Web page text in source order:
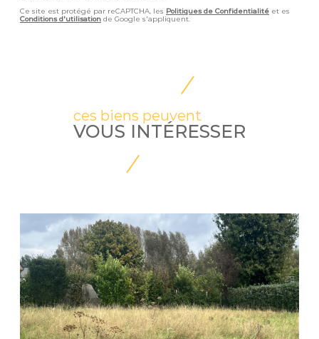
Ce site est protégé par reCAPTCHA, les Politiques de Confidentialité et es
Conditions d'utilisation de Google s'appliquent.
ces biens peuvent
VOUS INTÉRESSER